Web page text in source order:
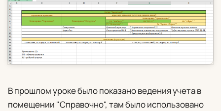
В прошлом уроке было показано ведения учета в
помещении "Справочно", там было использовано